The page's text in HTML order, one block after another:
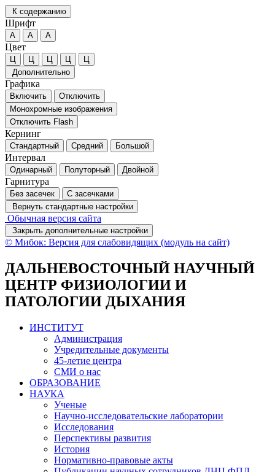
К содержанию
Шрифт
А А А
Цвет
Ц Ц Ц Ц
Ц
Дополнительно
Графика
Включить
Отключить
Монохромные изображения
Отключить Flash
Кернинг
Стандартный Средний Большой
Интервал
Одинарный Полуторный Двойной
Гарнитура
Без засечек
С засечками
Вернуть стандартные настройки
Обычная версия сайта
Закрыть дополнительные настройки
© Мибок: Версия для слабовидящих (модуль на сайт)
ДАЛЬНЕВОСТОЧНЫЙ НАУЧНЫЙ
ЦЕНТР ФИЗИОЛОГИИ И
ПАТОЛОГИИ ДЫХАНИЯ
ИНСТИТУТ
Администрация
Учредительные документы
45-летие центра
СМИ о нас
ОБРАЗОВАНИЕ
НАУКА
Ученые
Научно-исследовательские лаборатории
Исследования
Перспективы развития
История
Нормативно-правовые акты